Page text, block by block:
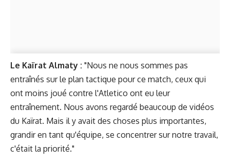
Le Kaïrat Almaty : "Nous ne nous sommes pas
entraînés sur le plan tactique pour ce match, ceux qui
ont moins joué contre l'Atletico ont eu leur
entraînement. Nous avons regardé beaucoup de vidéos
du Kaïrat. Mais il y avait des choses plus importantes,
grandir en tant qu'équipe, se concentrer sur notre travail,
c'était la priorité."